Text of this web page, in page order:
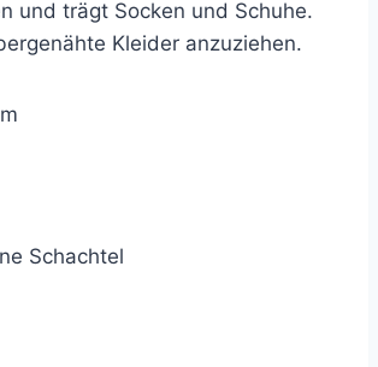
und trägt Socken und Schuhe.
Kleider anzuziehen.
Schachtel